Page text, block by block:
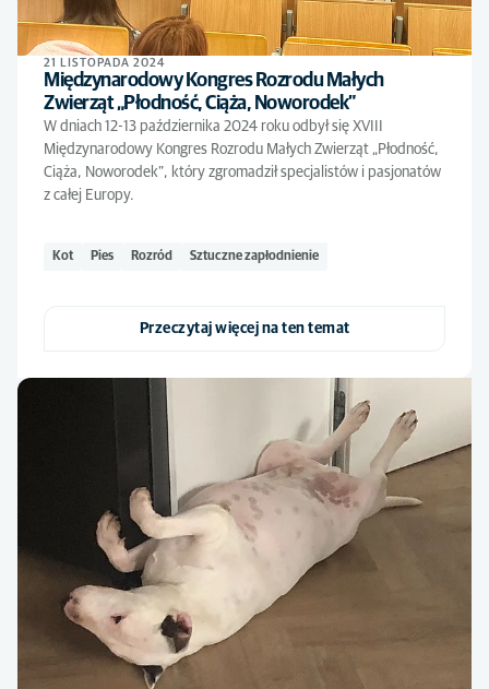
21 LISTOPADA 2024
Międzynarodowy Kongres Rozrodu Małych
Zwierząt „Płodność, Ciąża, Noworodek”
W dniach 12-13 października 2024 roku odbył się XVIII
Międzynarodowy Kongres Rozrodu Małych Zwierząt „Płodność,
Ciąża, Noworodek”, który zgromadził specjalistów i pasjonatów
z całej Europy.
Kot Pies Rozród Sztuczne zapłodnienie
Przeczytaj więcej na ten temat